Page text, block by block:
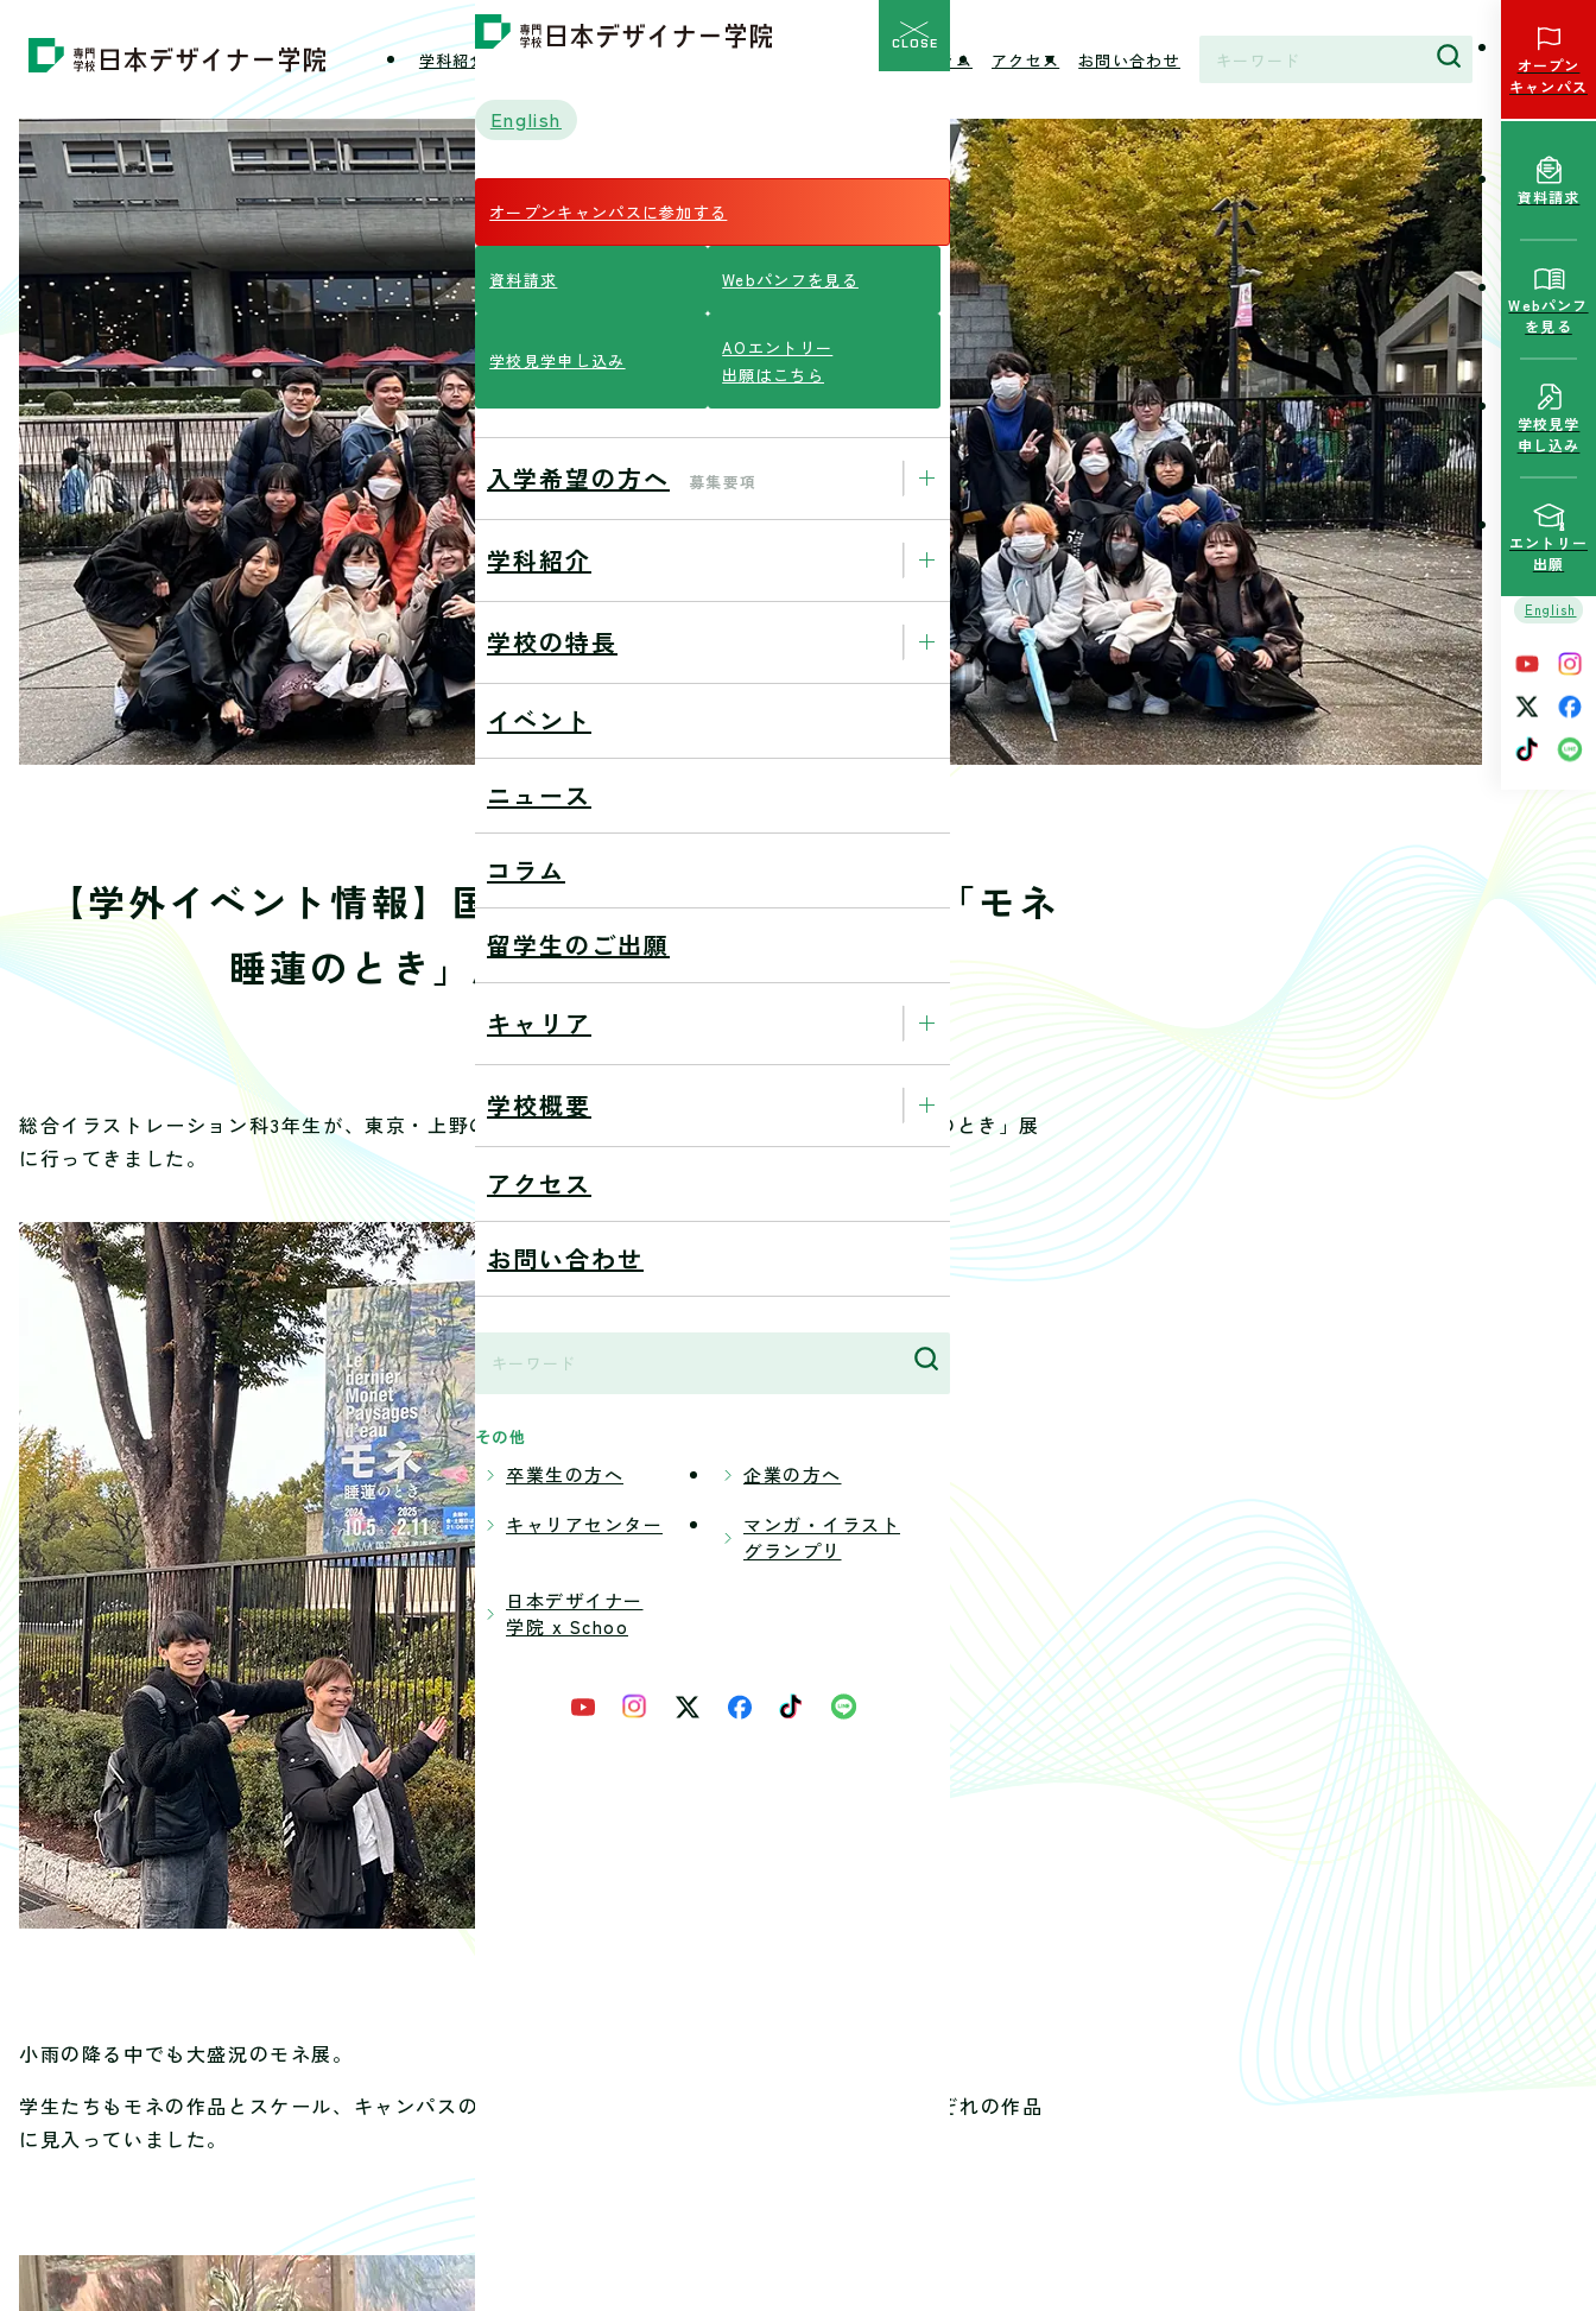
学科紹介 コラム アクセス お問い合わせ
CLOSE
English
オープンキャンパスに参加する
資料請求 Webパンフを見る
学校見学申し込み
AOエントリー
出願はこちら
入学希望の方へ 募集要項
学科紹介
学校の特長
イベント
ニュース
コラム
留学生のご出願
キャリア
学校概要
アクセス
お問い合わせ
その他
卒業生の方へ
企業の方へ
キャリアセンター
マンガ・イラスト
グランプリ
日本デザイナー
学院 x Schoo
オープン
キャンパス
資料請求
Webパンフ
を見る
学校見学
申し込み
エントリー
出願
English
【学外イベント情報】国立西洋美術館で開催中の「モネ
睡蓮のとき」展に行ってきました。
2024/11/22
総合イラストレーション科3年生が、東京・上野の国立西洋美術館で開催されている、「モネ 睡蓮のとき」展
に行ってきました。
小雨の降る中でも大盛況のモネ展。
学生たちもモネの作品とスケール、キャンパスの大きさ、タッチや作風をじっくりと観察し、それぞれの作品
に見入っていました。